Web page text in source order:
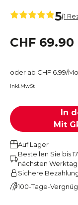
5(1
CHF 69.90
oder ab CHF 6.99/
Inkl.MwSt
In
Mit
Auf Lager
Bestellen Sie bis
nächsten Werktag
Sichere
100-Tage-